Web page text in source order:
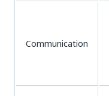
Communication